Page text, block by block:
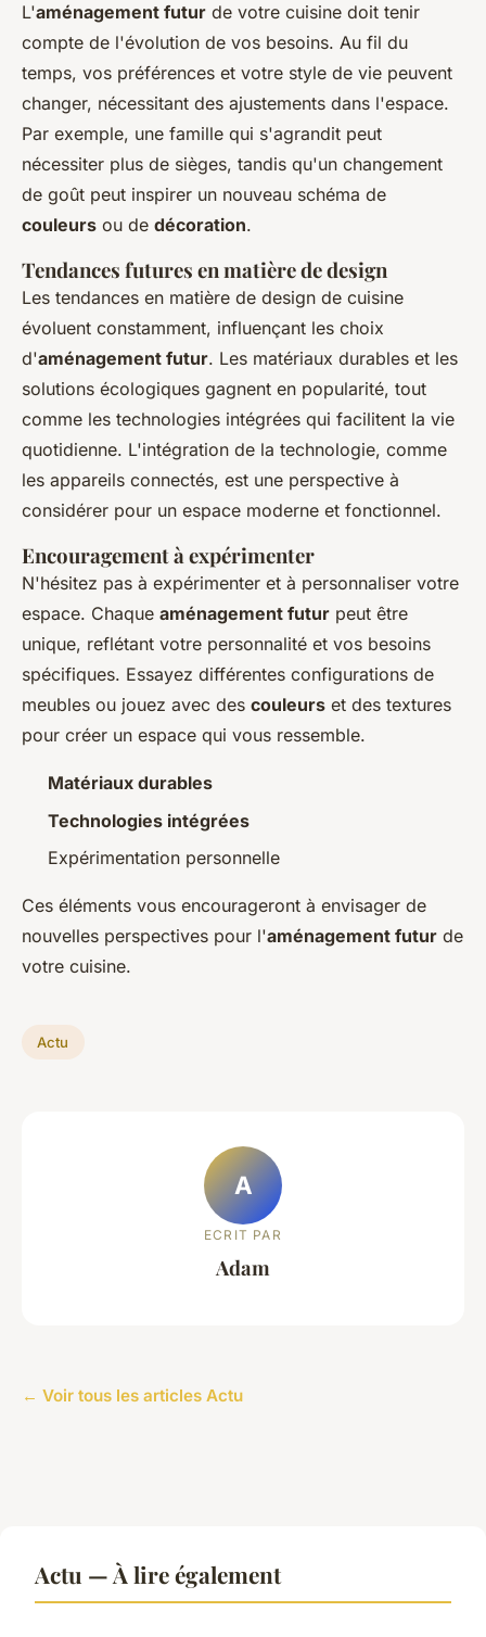
L'aménagement futur de votre cuisine doit tenir
compte de l'évolution de vos besoins. Au fil du
temps, vos préférences et votre style de vie peuvent
changer, nécessitant des ajustements dans l'espace.
Par exemple, une famille qui s'agrandit peut
nécessiter plus de sièges, tandis qu'un changement
de goût peut inspirer un nouveau schéma de
couleurs ou de décoration.
Tendances futures en matière de design
Les tendances en matière de design de cuisine
évoluent constamment, influençant les choix
d'aménagement futur. Les matériaux durables et les
solutions écologiques gagnent en popularité, tout
comme les technologies intégrées qui facilitent la vie
quotidienne. L'intégration de la technologie, comme
les appareils connectés, est une perspective à
considérer pour un espace moderne et fonctionnel.
Encouragement à expérimenter
N'hésitez pas à expérimenter et à personnaliser votre
espace. Chaque aménagement futur peut être
unique, reflétant votre personnalité et vos besoins
spécifiques. Essayez différentes configurations de
meubles ou jouez avec des couleurs et des textures
pour créer un espace qui vous ressemble.
Matériaux durables
Technologies intégrées
Expérimentation personnelle
Ces éléments vous encourageront à envisager de
nouvelles perspectives pour l'aménagement futur de
votre cuisine.
Actu
A
ECRIT PAR
Adam
← Voir tous les articles Actu
Actu — À lire également